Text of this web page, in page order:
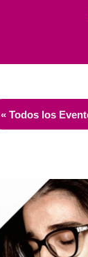
« Todos los